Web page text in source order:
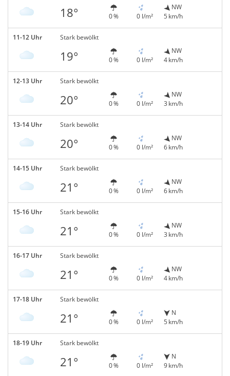
18° 0 % 0 l/m²
NW
5 km/h
11-12 Uhr Stark bewölkt
19° 0 % 0 l/m²
NW
4 km/h
12-13 Uhr Stark bewölkt
20° 0 % 0 l/m²
NW
3 km/h
13-14 Uhr Stark bewölkt
20° 0 % 0 l/m²
NW
6 km/h
14-15 Uhr Stark bewölkt
21° 0 % 0 l/m²
NW
6 km/h
15-16 Uhr Stark bewölkt
21° 0 % 0 l/m²
NW
3 km/h
16-17 Uhr Stark bewölkt
21° 0 % 0 l/m²
NW
4 km/h
17-18 Uhr Stark bewölkt
21° 0 % 0 l/m²
N
5 km/h
18-19 Uhr Stark bewölkt
21° 0 % 0 l/m²
N
9 km/h